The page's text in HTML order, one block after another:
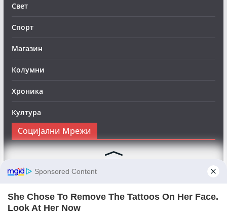
Свет
Спорт
Магазин
Колумни
Хроника
Култура
Социјални Мрежи
Следете нè на Фејсбук за да сте во тек со најновите